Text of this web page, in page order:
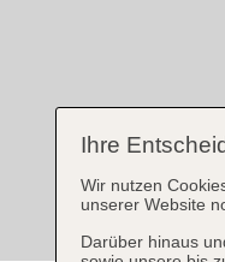
Ihre
Wir nutzen
unserer Website
Darüber hinaus